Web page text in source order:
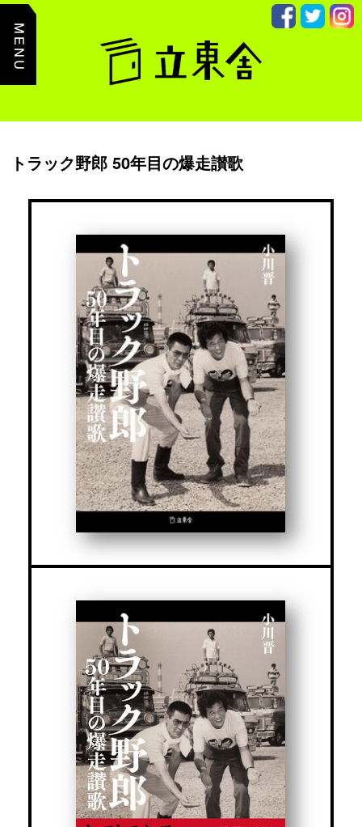
主
ン
トラック野郎 50年目の爆走讃歌